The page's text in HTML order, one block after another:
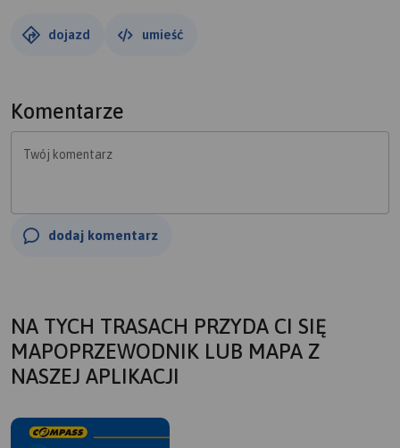
dojazd umieść
Komentarze
Twój komentarz
dodaj komentarz
NA TYCH TRASACH PRZYDA CI SIĘ
MAPOPRZEWODNIK LUB MAPA Z
NASZEJ APLIKACJI